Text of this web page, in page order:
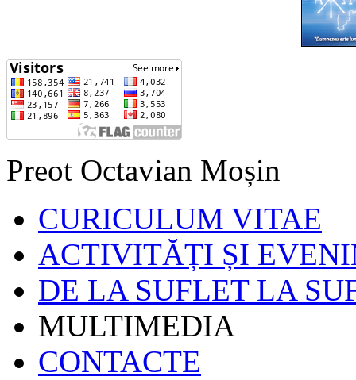
Preot Octavian Moșin
CURICULUM VITAE
ACTIVITĂȚI ȘI
DE LA SUFLET LA
MULTIMEDIA
CONTACTE